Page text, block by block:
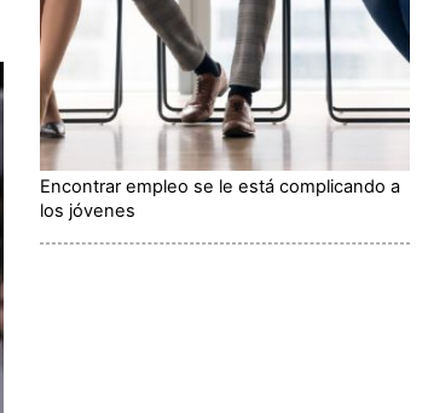
Encontrar empleo se le está complicando a
los jóvenes